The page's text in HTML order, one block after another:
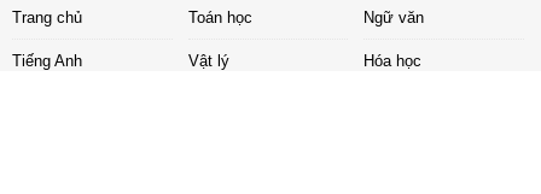
Trang chủ Toán học Ngữ văn
Tiếng Anh Vật lý Hóa học